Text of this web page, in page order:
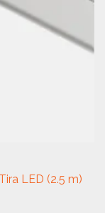
LED (2.5 m)